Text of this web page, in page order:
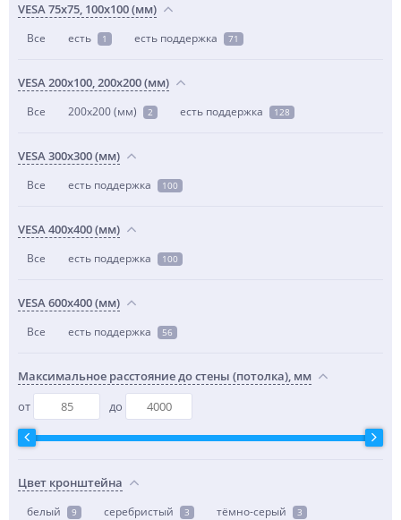
VESA 75x75, 100x100 (мм)
Все есть 1 есть поддержка 71
VESA 200x100, 200x200 (мм)
Все 200x200 (мм) 2 есть поддержка 128
VESA 300x300 (мм)
Все есть поддержка 100
VESA 400x400 (мм)
Все есть поддержка 100
VESA 600x400 (мм)
Все есть поддержка 56
Максимальное расстояние до стены (потолка), мм
от
до
Цвет кронштейна
белый 9 серебристый 3 тёмно-серый 3